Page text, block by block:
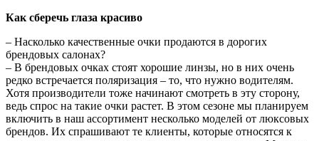
Как сберечь глаза красиво
– Насколько качественные очки продаются в дорогих
брендовых салонах?
– В брендовых очках стоят хорошие линзы, но в них очень
редко встречается поляризация – то, что нужно водителям.
Хотя производители тоже начинают смотреть в эту сторону,
ведь спрос на такие очки растет. В этом сезоне мы планируем
включить в наш ассортимент несколько моделей от люксовых
брендов. Их спрашивают те клиенты, которые относятся к